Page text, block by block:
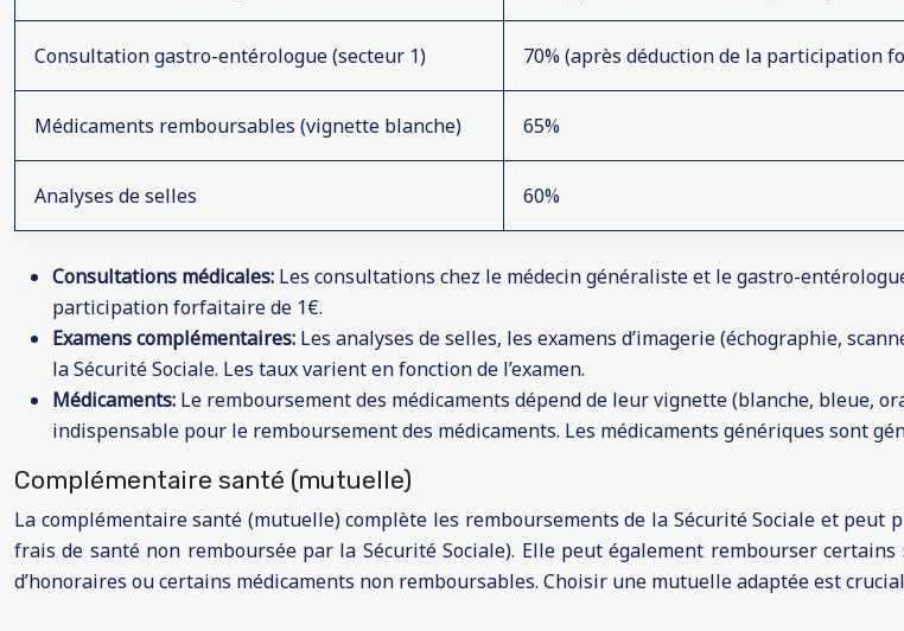
Consultation gastro-entérologue (secteur 1) 70% (après déduction de la participation
Médicaments remboursables (vignette blanche) 65%
Analyses de selles 60%
Consultations médicales: Les consultations chez le médecin généraliste et le gastro-
participation forfaitaire de 1€.
Examens complémentaires: Les analyses de selles, les examens d’imagerie (échographie,
la Sécurité Sociale. Les taux varient en fonction de l’examen.
Médicaments: Le remboursement des médicaments dépend de leur vignette (blanche, bleue,
indispensable pour le remboursement des médicaments. Les médicaments génériques sont
Complémentaire santé (mutuelle)
La complémentaire santé (mutuelle) complète les remboursements de la Sécurité Sociale et
frais de santé non remboursée par la Sécurité Sociale). Elle peut également rembourser
d’honoraires ou certains médicaments non remboursables. Choisir une mutuelle adaptée est